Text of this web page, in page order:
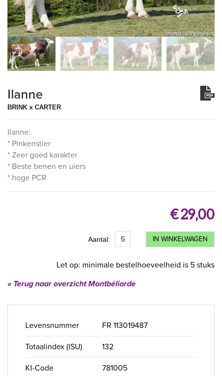
Ilanne
BRINK x CARTER
Ilanne:
* Pinkenstier
* Zeer goed karakter
* Beste benen en uiers
* hoge PCR
€ 29,00
Aantal: IN WINKELWAGEN
Let op: minimale bestelhoeveelheid is 5 stuks
« Terug naar overzicht Montbéliarde
Levensnummer FR 113019487
Totaalindex (ISU) 132
KI-Code 781005